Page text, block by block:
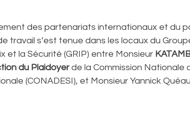
des partenariats internationaux et du
travail s’est tenue dans les locaux du
et la Sécurité (GRIP) entre Monsieur
du Plaidoyer de la Commission Nationale
(CONADESI), et Monsieur Yannick